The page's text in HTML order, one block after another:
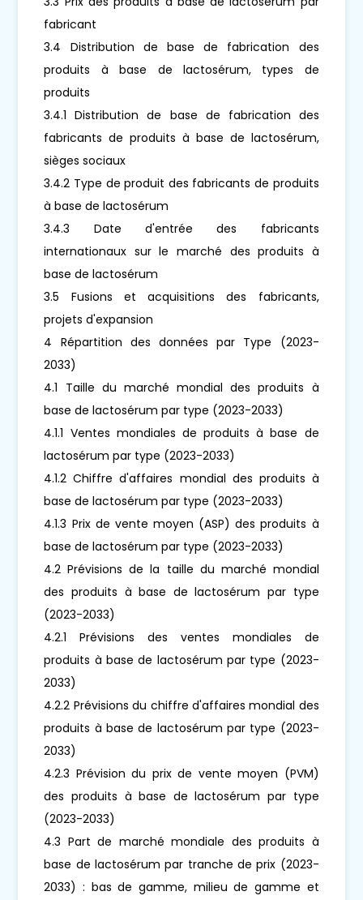
fabricant
3.4 Distribution de base de fabrication des
produits à base de lactosérum, types de
produits
3.4.1 Distribution de base de fabrication des
fabricants de produits à base de lactosérum,
sièges sociaux
3.4.2 Type de produit des fabricants de produits
à base de lactosérum
3.4.3 Date d'entrée des fabricants
internationaux sur le marché des produits à
base de lactosérum
3.5 Fusions et acquisitions des fabricants,
projets d'expansion
4 Répartition des données par Type (2023-
2033)
4.1 Taille du marché mondial des produits à
base de lactosérum par type (2023-2033)
4.1.1 Ventes mondiales de produits à base de
lactosérum par type (2023-2033)
4.1.2 Chiffre d'affaires mondial des produits à
base de lactosérum par type (2023-2033)
4.1.3 Prix de vente moyen (ASP) des produits à
base de lactosérum par type (2023-2033)
4.2 Prévisions de la taille du marché mondial
des produits à base de lactosérum par type
(2023-2033)
4.2.1 Prévisions des ventes mondiales de
produits à base de lactosérum par type (2023-
2033)
4.2.2 Prévisions du chiffre d'affaires mondial des
produits à base de lactosérum par type (2023-
2033)
4.2.3 Prévision du prix de vente moyen (PVM)
des produits à base de lactosérum par type
(2023-2033)
4.3 Part de marché mondiale des produits à
base de lactosérum par tranche de prix (2023-
2033) : bas de gamme, milieu de gamme et